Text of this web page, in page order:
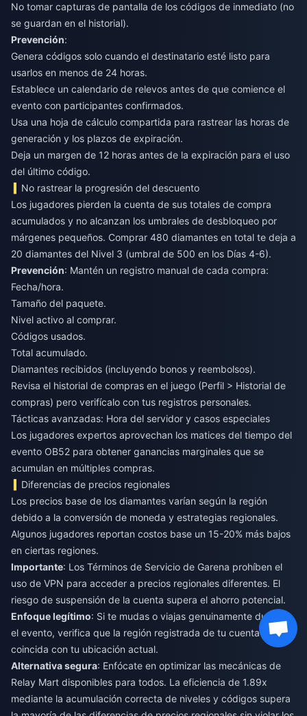
No tomar capturas de pantalla de los códigos de inmediato (no
se guardan en el historial).
Prevención:
Genera códigos solo cuando el destinatario esté listo para
usarlos en menos de 24 horas.
Establece un calendario de relevos antes de que comience el
evento con participantes confirmados.
Usa una hoja de cálculo compartida para rastrear las horas de
generación y los plazos de expiración.
Deja un margen de 12 horas antes de la expiración para el uso
del último código.
No rastrear la progresión del descuento
Los jugadores pierden la cuenta de sus totales de compra
acumulados y no alcanzan los umbrales de desbloqueo por
márgenes pequeños. Comprar 480 diamantes en total te deja a
20 diamantes del Nivel 3 (umbral de 500 en los Días 4-6).
Prevención: Mantén un registro manual de cada compra:
Fecha/hora.
Tamaño del paquete.
Nivel activo al comprar.
Códigos usados.
Total acumulado.
Diamantes recibidos (incluyendo bonos y reembolsos).
Revisa el historial de compras en el juego (Perfil > Historial de
compras) pero verifícalo con tus registros personales.
Tácticas avanzadas: Hora del servidor y casos especiales
Los jugadores expertos aprovechan los matices del tiempo del
evento OB52 para obtener ganancias marginales que se
acumulan en múltiples compras.
Diferencias de precios regionales
Los precios base de los diamantes varían según la región
debido a la conversión de moneda y estrategias regionales.
Algunos jugadores reportan costos base un 15-20% más bajos
en ciertas regiones.
Importante: Los Términos de Servicio de Garena prohíben el
uso de VPN para acceder a precios regionales diferentes. El
riesgo de suspensión de la cuenta supera el ahorro potencial.
Enfoque legítimo: Si te mudas o viajas genuinamente durante
el evento, verifica que la región registrada de tu cuenta
coincida con tu ubicación actual.
Alternativa segura: Enfócate en optimizar las mecánicas de
Relay Mart disponibles para todos. La eficiencia de 1.89x
mediante la acumulación correcta de niveles y códigos supera